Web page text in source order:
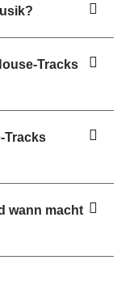
Tracks
Tracks
wann macht